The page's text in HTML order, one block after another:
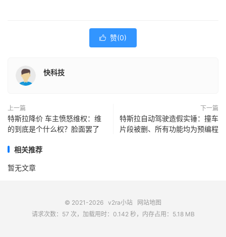
 赞(0)
快科技
上一篇
特斯拉降价 车主愤怒维权：维
的到底是个什么权？脸面罢了
下一篇
特斯拉自动驾驶造假实锤：撞车
片段被删、所有功能均为预编程
相关推荐
暂无文章
© 2021-2026 v2ra小站
网站地图
请求次数：57 次，加载用时：0.142 秒，内存占用：5.18 MB